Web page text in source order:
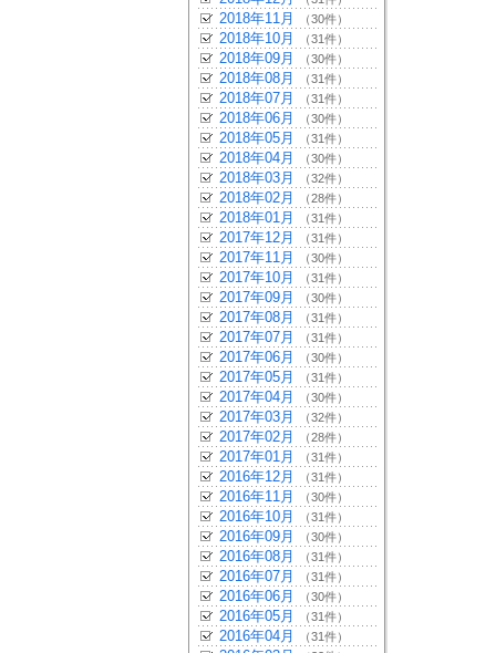
2018年11月 （30件）
2018年10月 （31件）
2018年09月 （30件）
2018年08月 （31件）
2018年07月 （31件）
2018年06月 （30件）
2018年05月 （31件）
2018年04月 （30件）
2018年03月 （32件）
2018年02月 （28件）
2018年01月 （31件）
2017年12月 （31件）
2017年11月 （30件）
2017年10月 （31件）
2017年09月 （30件）
2017年08月 （31件）
2017年07月 （31件）
2017年06月 （30件）
2017年05月 （31件）
2017年04月 （30件）
2017年03月 （32件）
2017年02月 （28件）
2017年01月 （31件）
2016年12月 （31件）
2016年11月 （30件）
2016年10月 （31件）
2016年09月 （30件）
2016年08月 （31件）
2016年07月 （31件）
2016年06月 （30件）
2016年05月 （31件）
2016年04月 （31件）